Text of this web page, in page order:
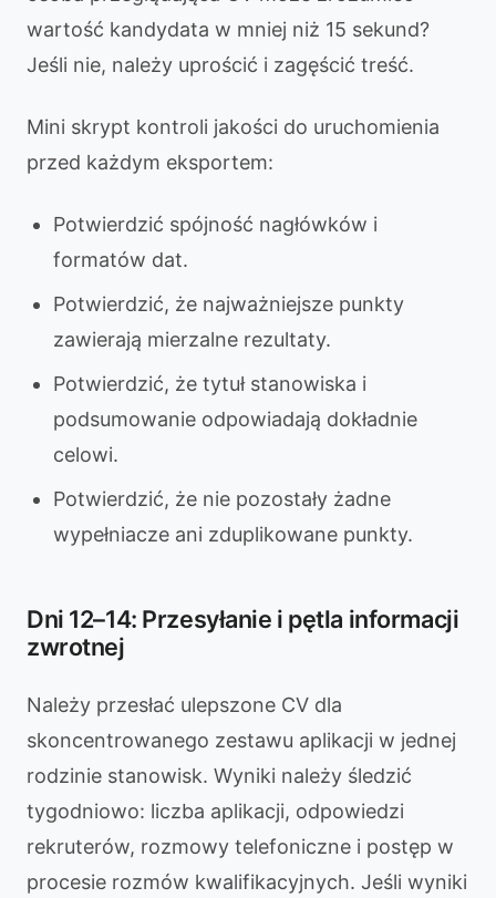
wartość kandydata w mniej niż 15 sekund?
Jeśli nie, należy uprościć i zagęścić treść.
Mini skrypt kontroli jakości do uruchomienia
przed każdym eksportem:
Potwierdzić spójność nagłówków i
formatów dat.
Potwierdzić, że najważniejsze punkty
zawierają mierzalne rezultaty.
Potwierdzić, że tytuł stanowiska i
podsumowanie odpowiadają dokładnie
celowi.
Potwierdzić, że nie pozostały żadne
wypełniacze ani zduplikowane punkty.
Dni 12–14: Przesyłanie i pętla informacji
zwrotnej
Należy przesłać ulepszone CV dla
skoncentrowanego zestawu aplikacji w jednej
rodzinie stanowisk. Wyniki należy śledzić
tygodniowo: liczba aplikacji, odpowiedzi
rekruterów, rozmowy telefoniczne i postęp w
procesie rozmów kwalifikacyjnych. Jeśli wyniki